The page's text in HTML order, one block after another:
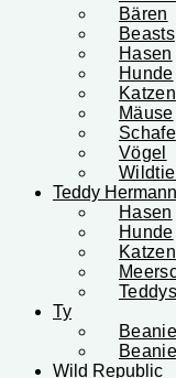
Bären
Beasts
Hasen
Hunde
Katzen
Mäuse
Schafe
Vögel
Teddy Hermann
Hasen
Hunde
Katzen
Teddys
Ty
Wild Republic